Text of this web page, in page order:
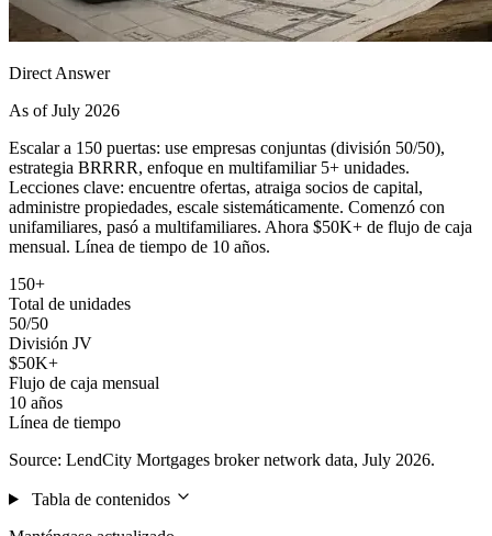
Direct Answer
As of July 2026
Escalar a 150 puertas: use empresas conjuntas (división 50/50),
estrategia BRRRR, enfoque en multifamiliar 5+ unidades.
Lecciones clave: encuentre ofertas, atraiga socios de capital,
administre propiedades, escale sistemáticamente. Comenzó con
unifamiliares, pasó a multifamiliares. Ahora $50K+ de flujo de caja
mensual. Línea de tiempo de 10 años.
150+
Total de unidades
50/50
División JV
$50K+
Flujo de caja mensual
10 años
Línea de tiempo
Source: LendCity Mortgages broker network data, July 2026.
Tabla de contenidos